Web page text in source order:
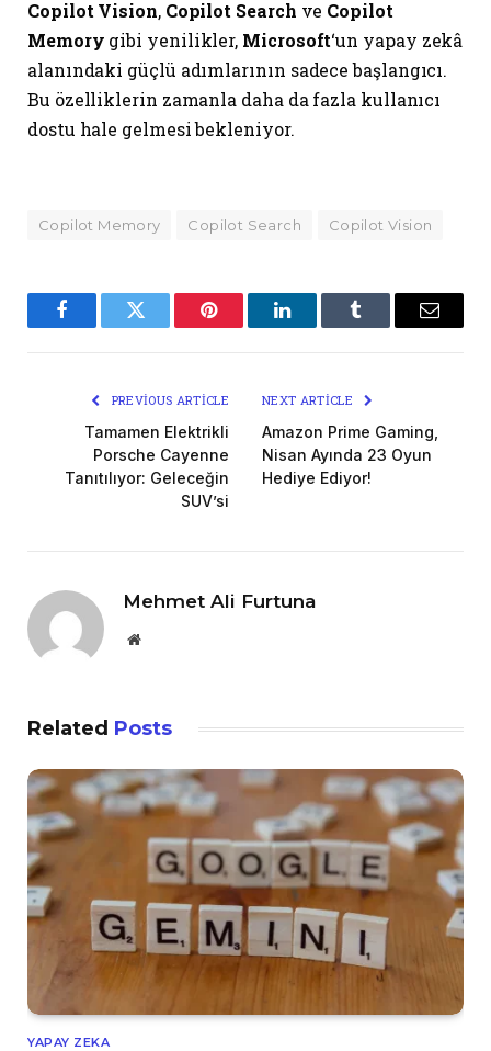
Copilot Vision, Copilot Search ve Copilot
Memory gibi yenilikler, Microsoft‘un yapay zekâ
alanındaki güçlü adımlarının sadece başlangıcı.
Bu özelliklerin zamanla daha da fazla kullanıcı
dostu hale gelmesi bekleniyor.
Copilot Memory Copilot Search Copilot Vision
FacebookTwitter Pinterest LinkedInTumblr Email
PREVIOUS ARTICLE
Tamamen Elektrikli
Porsche Cayenne
Tanıtılıyor: Geleceğin
SUV’si
NEXT ARTICLE
Amazon Prime Gaming,
Nisan Ayında 23 Oyun
Hediye Ediyor!
Mehmet Ali Furtuna
Website
Related Posts
YAPAY ZEKA